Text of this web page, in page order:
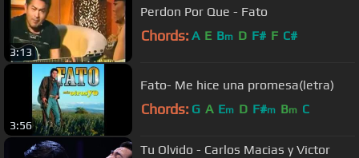
3:13
Perdon Por Que - Fato
Chords: A E Bm D F# F C#
3:56
Fato- Me hice una promesa(letra)
Chords: G A Em D F#m Bm C
Tu Olvido - Carlos Macias y Victor